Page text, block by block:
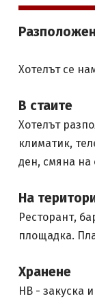
Хотелът се
В стаите
Хотелът
климатик,
ден, смяна на
На
Ресторант,
площадка.
Хранене
HB - закуска